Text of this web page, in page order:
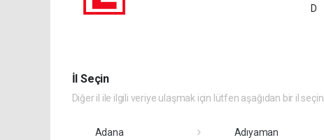
D
İl Seçin
Diğer il ile ilgili veriye ulaşmak için lütfen aşağıdan bir il seçin
Adana Adıyaman